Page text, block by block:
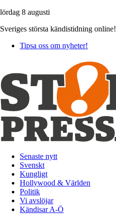
lördag 8 augusti
Sveriges största kändistidning online!
Tipsa oss om nyheter!
Senaste nytt
Svenskt
Kungligt
Hollywood & Världen
Politik
Vi avslöjar
Kändisar A-Ö